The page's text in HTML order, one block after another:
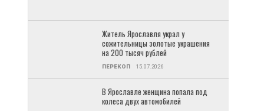
Житель Ярославля украл у
сожительницы золотые украшения
на 200 тысяч рублей
ПЕРЕКОП 15.07.2026
В Ярославле женщина попала под
колеса двух автомобилей